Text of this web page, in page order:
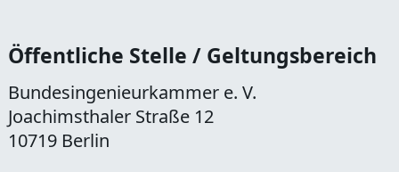
Öffentliche Stelle / Geltungsbereich
Bundesingenieurkammer e. V.
Joachimsthaler Straße 12
10719 Berlin